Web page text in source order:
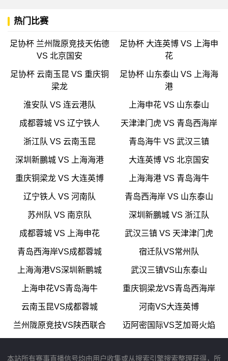
热门比赛
足协杯 兰州陇原竞技天佑德
VS 北京国安
足协杯 大连英博 VS 上海申
花
足协杯 云南玉昆 VS 重庆铜
梁龙
足协杯 山东泰山 VS 上海海
港
淮安队 VS 连云港队 上海申花 VS 山东泰山
成都蓉城 VS 辽宁铁人 天津津门虎 VS 青岛西海岸
浙江队 VS 云南玉昆 青岛海牛 VS 武汉三镇
深圳新鵬城 VS 上海海港 大连英博 VS 北京国安
重庆铜梁龙 VS 大连英博 上海海港 VS 青岛海牛
辽宁铁人 VS 河南队 青岛西海岸 VS 山东泰山
苏州队 VS 南京队 深圳新鵬城 VS 浙江队
成都蓉城 VS 上海申花 武汉三镇 VS 天津津门虎
青岛西海岸VS成都蓉城 宿迁队VS常州队
上海海港VS深圳新鹏城 武汉三镇VS山东泰山
上海申花VS青岛海牛 重庆铜梁龙VS青岛西海岸
云南玉昆VS成都蓉城 河南VS大连英博
兰州陇原竞技VS陕西联合 迈阿密国际VS芝加哥火焰
本站所有赛事直播信号均由用户收集或从搜索引擎搜索整理获得，所